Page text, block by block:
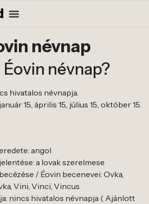
névnap
névnap?
hivatalos névnapja.
15., április 15., július 15., október 15.
angol
a lovak szerelmese
/ Éovin becenevei: Ovka,
Vini, Vinci, Vincus
nincs hivatalos névnapja ( Ajánlott